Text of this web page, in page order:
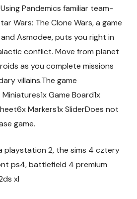
Pandemics familiar team-
Wars: The Clone Wars, a game
Asmodee, puts you right in
conflict. Move from planet
as you complete missions
villains.The game
Game Board1x
Markers1x SliderDoes not
game.
playstation 2, the sims 4 cztery
ps4, battlefield 4 premium
xl